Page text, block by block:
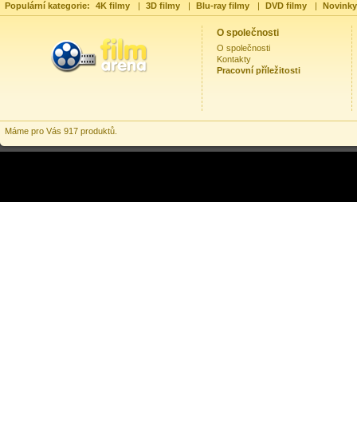
Populární kategorie: 4K filmy | 3D filmy | Blu-ray filmy | DVD filmy |
O společnosti
O společnosti
Kontakty
Pracovní příležitosti
Máme pro Vás 917 produktů.